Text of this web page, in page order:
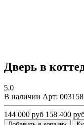
Дверь в
5.0
В наличии Арт: 003158
144 000 руб 158 400